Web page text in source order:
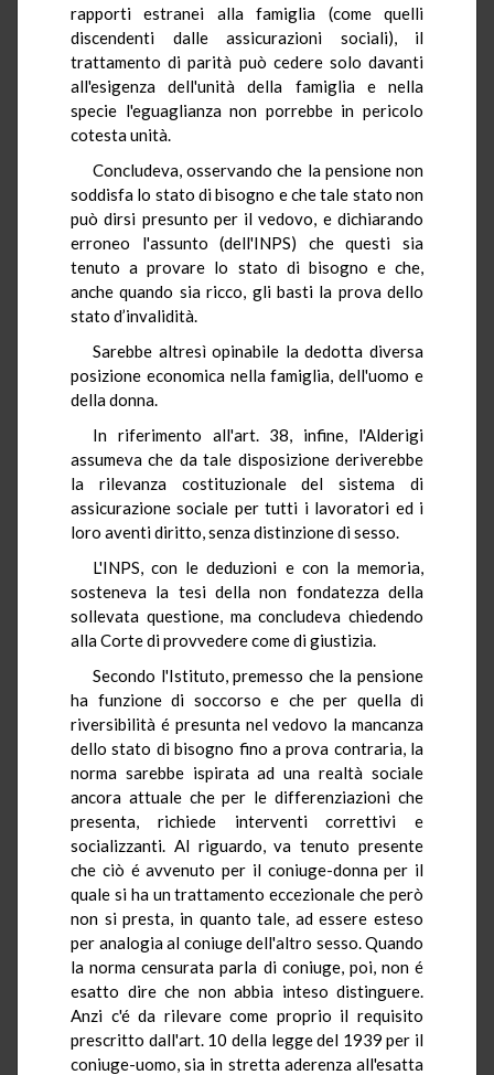
rapporti estranei alla famiglia (come quelli
discendenti dalle assicurazioni sociali), il
trattamento di parità può cedere solo davanti
all'esigenza dell'unità della famiglia e nella
specie l'eguaglianza non porrebbe in pericolo
cotesta unità.
Concludeva, osservando che la pensione non
soddisfa lo stato di bisogno e che tale stato non
può dirsi presunto per il vedovo, e dichiarando
erroneo l'assunto (dell'INPS) che questi sia
tenuto a provare lo stato di bisogno e che,
anche quando sia ricco, gli basti la prova dello
stato d’invalidità.
Sarebbe altresì opinabile la dedotta diversa
posizione economica nella famiglia, dell'uomo e
della donna.
In riferimento all'art. 38, infine, l'Alderigi
assumeva che da tale disposizione deriverebbe
la rilevanza costituzionale del sistema di
assicurazione sociale per tutti i lavoratori ed i
loro aventi diritto, senza distinzione di sesso.
L'INPS, con le deduzioni e con la memoria,
sosteneva la tesi della non fondatezza della
sollevata questione, ma concludeva chiedendo
alla Corte di provvedere come di giustizia.
Secondo l'Istituto, premesso che la pensione
ha funzione di soccorso e che per quella di
riversibilità é presunta nel vedovo la mancanza
dello stato di bisogno fino a prova contraria, la
norma sarebbe ispirata ad una realtà sociale
ancora attuale che per le differenziazioni che
presenta, richiede interventi correttivi e
socializzanti. Al riguardo, va tenuto presente
che ciò é avvenuto per il coniuge-donna per il
quale si ha un trattamento eccezionale che però
non si presta, in quanto tale, ad essere esteso
per analogia al coniuge dell'altro sesso. Quando
la norma censurata parla di coniuge, poi, non é
esatto dire che non abbia inteso distinguere.
Anzi c'é da rilevare come proprio il requisito
prescritto dall'art. 10 della legge del 1939 per il
coniuge-uomo, sia in stretta aderenza all'esatta